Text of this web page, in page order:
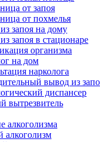
от запоя
от похмелья
запоя на дому
запоя в стационаре
организма
на дом
нарколога
вывод из
диспансер
вытрезвитель
алкоголизма
алкоголизм